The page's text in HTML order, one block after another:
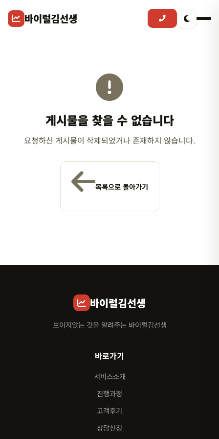
바이럴김선생
게시물을 찾을 수 없습니다
요청하신 게시물이 삭제되었거나 존재하지 않습니다.
목록으로 돌아가기
바이럴김선생
보이지않는 것을 알려주는 바이럴김선생
바로가기
서비스소개
진행과정
고객후기
상담신청